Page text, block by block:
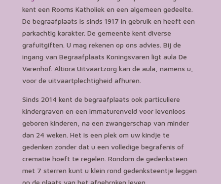
kent een Rooms Katholiek en een algemeen gedeelte.
De begraafplaats is sinds 1917 in gebruik en heeft een
parkachtig karakter. De gemeente kent diverse
grafuitgiften. U mag rekenen op ons advies. Bij de
ingang van Begraafplaats Koningsvaren ligt aula De
Varenhof. Altiora Uitvaartzorg kan de aula, namens u,
voor de uitvaartplechtigheid afhuren.
Sinds 2014 kent de begraafplaats ook particuliere
kindergraven en een immaturenveld voor levenloos
geboren kinderen, na een zwangerschap van minder
dan 24 weken. Het is een plek om uw kindje te
gedenken zonder dat u een volledige begrafenis of
crematie hoeft te regelen. Rondom de gedenksteen
met 7 sterren kunt u klein rond gedenksteentje leggen
op de plaats van het afgebroken leven.